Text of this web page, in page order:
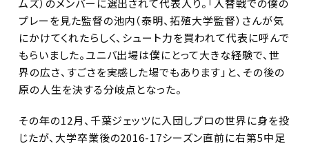
ムズ）のメンバーに選出されて代表入り。「入替戦での僕の
プレーを見た監督の池内（泰明、拓殖大学監督）さんが気
にかけてくれたらしく、シュート力を買われて代表に呼んで
もらいました。ユニバ出場は僕にとって大きな経験で、世
界の広さ、すごさを実感した場でもあります」と、その後の
原の人生を決する分岐点となった。
その年の12月、千葉ジェッツに入団しプロの世界に身を投
じたが、大学卒業後の2016-17シーズン直前に右第5中足